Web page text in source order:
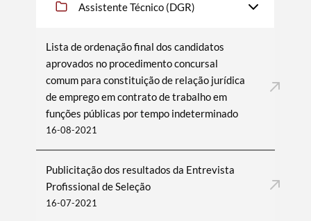
Assistente Técnico (DGR)
Lista de ordenação final dos candidatos
aprovados no procedimento concursal
comum para constituição de relação jurídica
de emprego em contrato de trabalho em
funções públicas por tempo indeterminado
16-08-2021
Publicitação dos resultados da Entrevista
Profissional de Seleção
16-07-2021